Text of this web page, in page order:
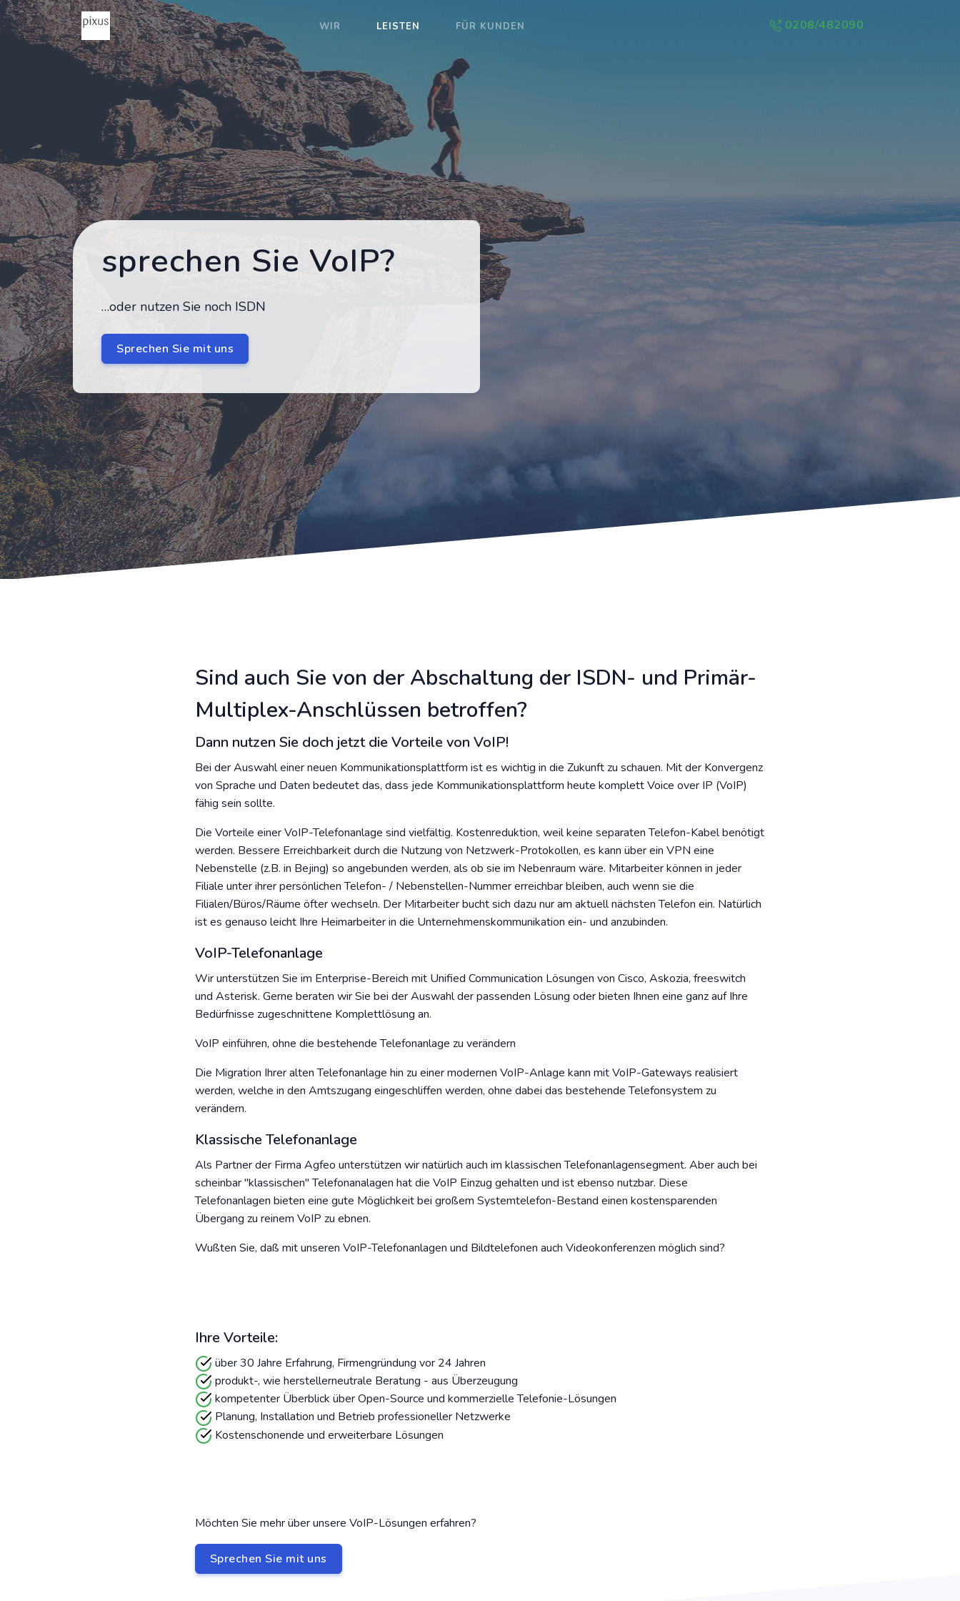
0208/482090
WIR LEISTEN FÜR KUNDEN
sprechen Sie VoIP?
…oder nutzen Sie noch ISDN
Sprechen Sie mit uns
Sind auch Sie von der Abschaltung der ISDN- und Primär-
Multiplex-Anschlüssen betroffen?
Dann nutzen Sie doch jetzt die Vorteile von VoIP!
Bei der Auswahl einer neuen Kommunikationsplattform ist es wichtig in die Zukunft zu schauen. Mit der Konvergenz
von Sprache und Daten bedeutet das, dass jede Kommunikationsplattform heute komplett Voice over IP (VoIP)
fähig sein sollte.
Die Vorteile einer VoIP-Telefonanlage sind vielfältig. Kostenreduktion, weil keine separaten Telefon-Kabel benötigt
werden. Bessere Erreichbarkeit durch die Nutzung von Netzwerk-Protokollen, es kann über ein VPN eine
Nebenstelle (z.B. in Bejing) so angebunden werden, als ob sie im Nebenraum wäre. Mitarbeiter können in jeder
Filiale unter ihrer persönlichen Telefon- / Nebenstellen-Nummer erreichbar bleiben, auch wenn sie die
Filialen/Büros/Räume öfter wechseln. Der Mitarbeiter bucht sich dazu nur am aktuell nächsten Telefon ein. Natürlich
ist es genauso leicht Ihre Heimarbeiter in die Unternehmenskommunikation ein- und anzubinden.
VoIP-Telefonanlage
Wir unterstützen Sie im Enterprise-Bereich mit Unified Communication Lösungen von Cisco, Askozia, freeswitch
und Asterisk. Gerne beraten wir Sie bei der Auswahl der passenden Lösung oder bieten Ihnen eine ganz auf Ihre
Bedürfnisse zugeschnittene Komplettlösung an.
VoIP einführen, ohne die bestehende Telefonanlage zu verändern
Die Migration Ihrer alten Telefonanlage hin zu einer modernen VoIP-Anlage kann mit VoIP-Gateways realisiert
werden, welche in den Amtszugang eingeschliffen werden, ohne dabei das bestehende Telefonsystem zu
verändern.
Klassische Telefonanlage
Als Partner der Firma Agfeo unterstützen wir natürlich auch im klassischen Telefonanlagensegment. Aber auch bei
scheinbar "klassischen" Telefonanalagen hat die VoIP Einzug gehalten und ist ebenso nutzbar. Diese
Telefonanlagen bieten eine gute Möglichkeit bei großem Systemtelefon-Bestand einen kostensparenden
Übergang zu reinem VoIP zu ebnen.
Wußten Sie, daß mit unseren VoIP-Telefonanlagen und Bildtelefonen auch Videokonferenzen möglich sind?
Ihre Vorteile:
über 30 Jahre Erfahrung, Firmengründung vor 24 Jahren
produkt-, wie herstellerneutrale Beratung - aus Überzeugung
kompetenter Überblick über Open-Source und kommerzielle Telefonie-Lösungen
Planung, Installation und Betrieb professioneller Netzwerke
Kostenschonende und erweiterbare Lösungen
Möchten Sie mehr über unsere VoIP-Lösungen erfahren?
Sprechen Sie mit uns